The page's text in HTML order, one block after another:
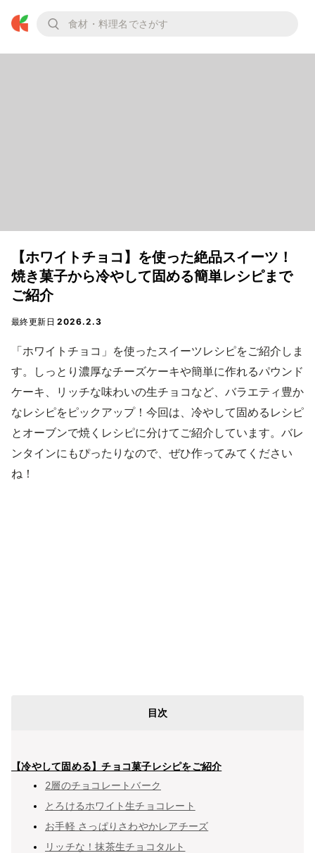
【ホワイトチョコ】を使った絶品スイーツ！
焼き菓子から冷やして固める簡単レシピまで
ご紹介
最終更新日2026.2.3
「ホワイトチョコ」を使ったスイーツレシピをご紹介しま
す。しっとり濃厚なチーズケーキや簡単に作れるパウンド
ケーキ、リッチな味わいの生チョコなど、バラエティ豊か
なレシピをピックアップ！今回は、冷やして固めるレシピ
とオーブンで焼くレシピに分けてご紹介しています。バレ
ンタインにもぴったりなので、ぜひ作ってみてください
ね！
目次
【冷やして固める】チョコ菓子レシピをご紹介
2層のチョコレートバーク
とろけるホワイト生チョコレート
お手軽 さっぱりさわやかレアチーズ
リッチな！抹茶生チョコタルト